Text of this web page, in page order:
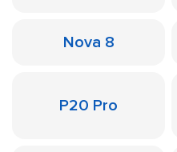
Nova 8
P20 Pro